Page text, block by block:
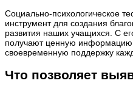
Социально-психологическое
инструмент для создания
развития наших учащихся. С
получают ценную
своевременную поддержку
Что позволяет